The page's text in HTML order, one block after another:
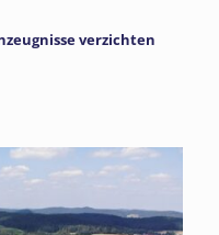
verzichten